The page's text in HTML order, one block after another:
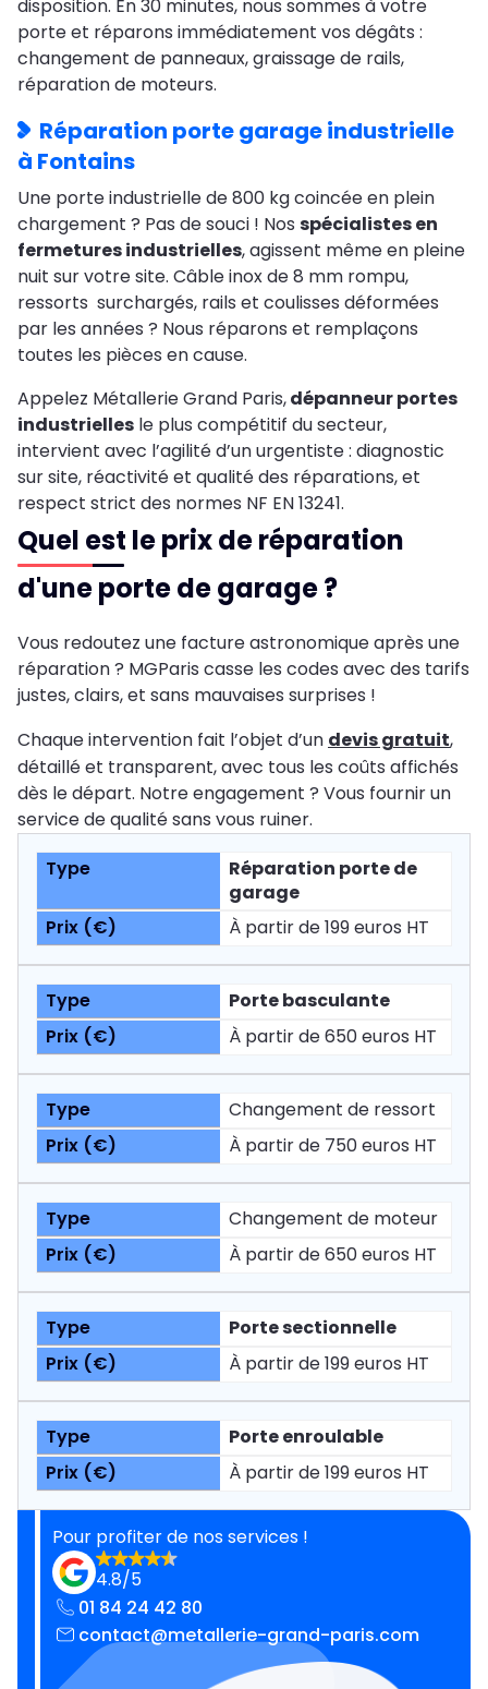
disposition. En 30 minutes, nous sommes à votre
porte et réparons immédiatement vos dégâts :
changement de panneaux, graissage de rails,
réparation de moteurs.
Réparation porte garage industrielle
à Fontains
Une porte industrielle de 800 kg coincée en plein
chargement ? Pas de souci ! Nos spécialistes en
fermetures industrielles, agissent même en pleine
nuit sur votre site. Câble inox de 8 mm rompu,
ressorts surchargés, rails et coulisses déformées
par les années ? Nous réparons et remplaçons
toutes les pièces en cause.
Appelez Métallerie Grand Paris,dépanneur portes
industrielles le plus compétitif du secteur,
intervient avec l’agilité d’un urgentiste : diagnostic
sur site, réactivité et qualité des réparations, et
respect strict des normes NF EN 13241.
Quel est le prix de réparation
d'une porte de garage ?
Vous redoutez une facture astronomique après une
réparation ? MGParis casse les codes avec des tarifs
justes, clairs, et sans mauvaises surprises !
Chaque intervention fait l’objet d’un devis gratuit,
détaillé et transparent, avec tous les coûts affichés
dès le départ. Notre engagement ? Vous fournir un
service de qualité sans vous ruiner.
Réparation porte de
garage
À partir de 199 euros HT
Porte basculante
À partir de 650 euros HT
Changement de ressort
À partir de 750 euros HT
Changement de moteur
À partir de 650 euros HT
Porte sectionnelle
À partir de 199 euros HT
Porte enroulable
À partir de 199 euros HT
Pour profiter de nos services !
4.8/5
01 84 24 42 80
contact@metallerie-grand-paris.com